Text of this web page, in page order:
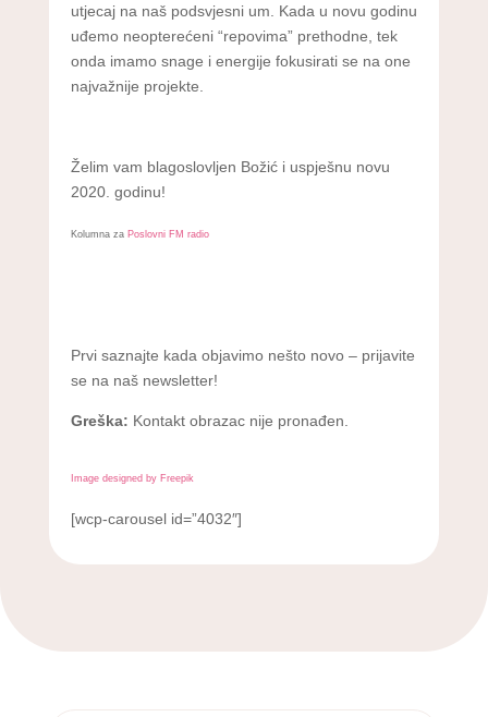
utjecaj na naš podsvjesni um. Kada u novu godinu
uđemo neopterećeni “repovima” prethodne, tek
onda imamo snage i energije fokusirati se na one
najvažnije projekte.
Želim vam blagoslovljen Božić i uspješnu novu
2020. godinu!
Kolumna za Poslovni FM radio
Prvi saznajte kada objavimo nešto novo – prijavite
se na naš newsletter!
Greška: Kontakt obrazac nije pronađen.
Image designed by Freepik
[wcp-carousel id=”4032″]